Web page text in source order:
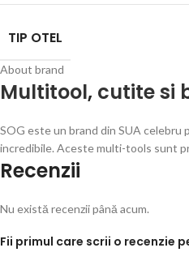
TIP OTEL
About brand
Multitool, cutite si
SOG este un brand din SUA
incredibile. Aceste multi-tools sunt
Recenzii
Nu există recenzii până acum.
Fii primul care scrii o recenzie